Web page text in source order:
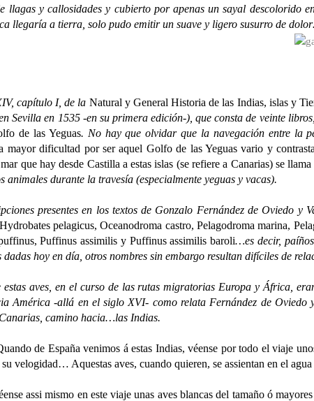
llagas y callosidades y cubierto por apenas un sayal descolorido
llegaría a tierra, solo pudo emitir un suave y ligero susurro de
capítulo I, de la Natural y General Historia de las Indias, islas y
Sevilla en 1535 -en su primera edición-), que consta de veinte
de las Yeguas. No hay que olvidar que la navegación entre la
mayor dificultad por ser aquel Golfo de las Yeguas vario y
que hay desde Castilla a estas islas (se refiere a Canarias) se
animales durante la travesía (especialmente yeguas y vacas).
presentes en los textos de Gonzalo Fernández de Oviedo y
Hydrobates pelagicus, Oceanodroma castro, Pelagodroma marina,
Puffinus assimilis y Puffinus assimilis baroli…es decir,
hoy en día, otros nombres sin embargo resultan difíciles de
aves, en el curso de las rutas migratorias Europa y África, eran
América -allá en el siglo XVI- como relata Fernández de Oviedo
camino hacia…las Indias.
venimos á estas Indias, véense por todo el viaje unos
velogidad… Aquestas aves, cuando quieren, se assientan en el
assi mismo en este viaje unas aves blancas del tamaño ó